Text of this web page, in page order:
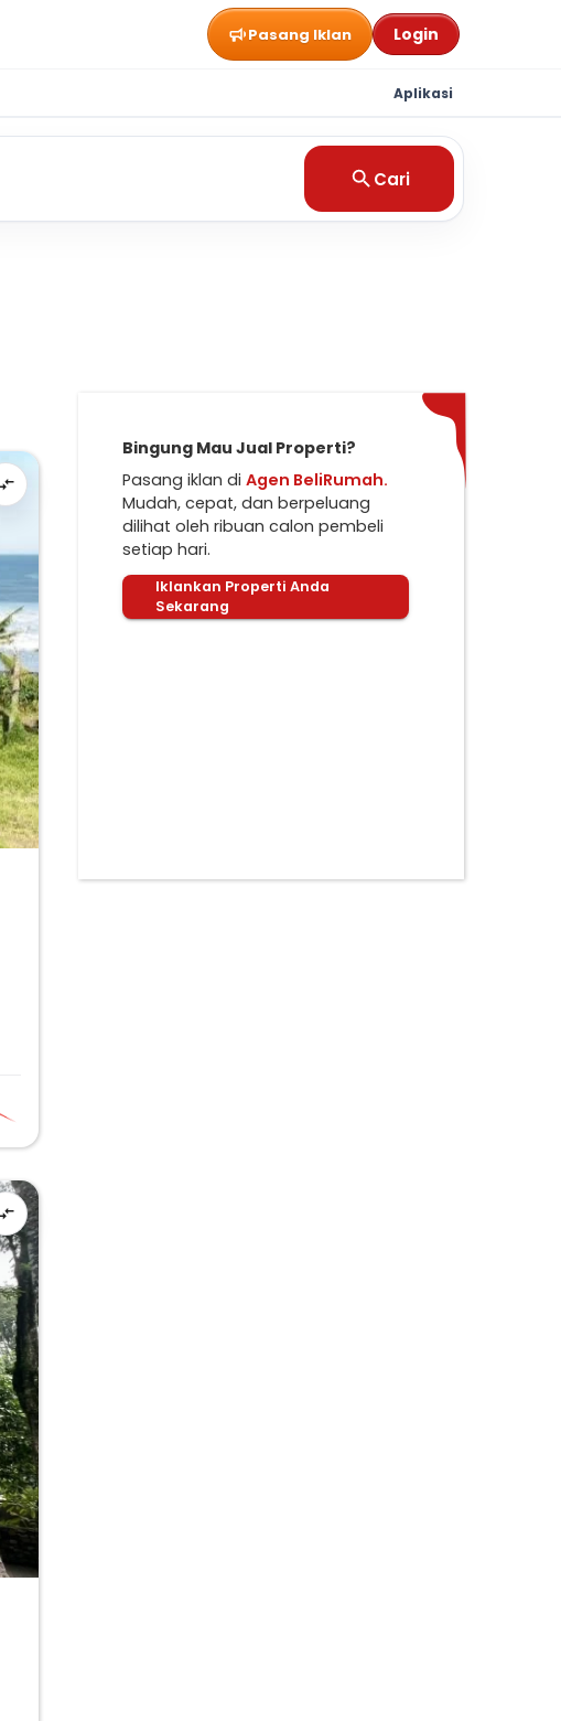
Pasang Iklan Login
Aplikasi
Cari
Bingung Mau Jual Properti?
Pasang iklan di Agen BeliRumah.
Mudah, cepat, dan berpeluang
dilihat oleh ribuan calon pembeli
setiap hari.
Iklankan Properti Anda
Sekarang